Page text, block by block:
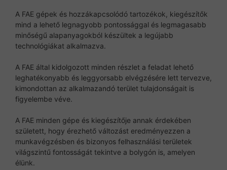
A FAE gépek és hozzákapcsolódó tartozékok, kiegészítők
mind a lehető legnagyobb pontossággal és legmagasabb
minőségű alapanyagokból készültek a legújabb
technológiákat alkalmazva.
A FAE által kidolgozott minden részlet a feladat lehető
leghatékonyabb és leggyorsabb elvégzésére lett tervezve,
kimondottan az alkalmazandó terület tulajdonságait is
figyelembe véve.
A FAE minden gépe és kiegészítője annak érdekében
született, hogy érezhető változást eredményezzen a
munkavégzésben és bizonyos felhasználási területek
világszintű fontosságát tekintve a bolygón is, amelyen
élünk.